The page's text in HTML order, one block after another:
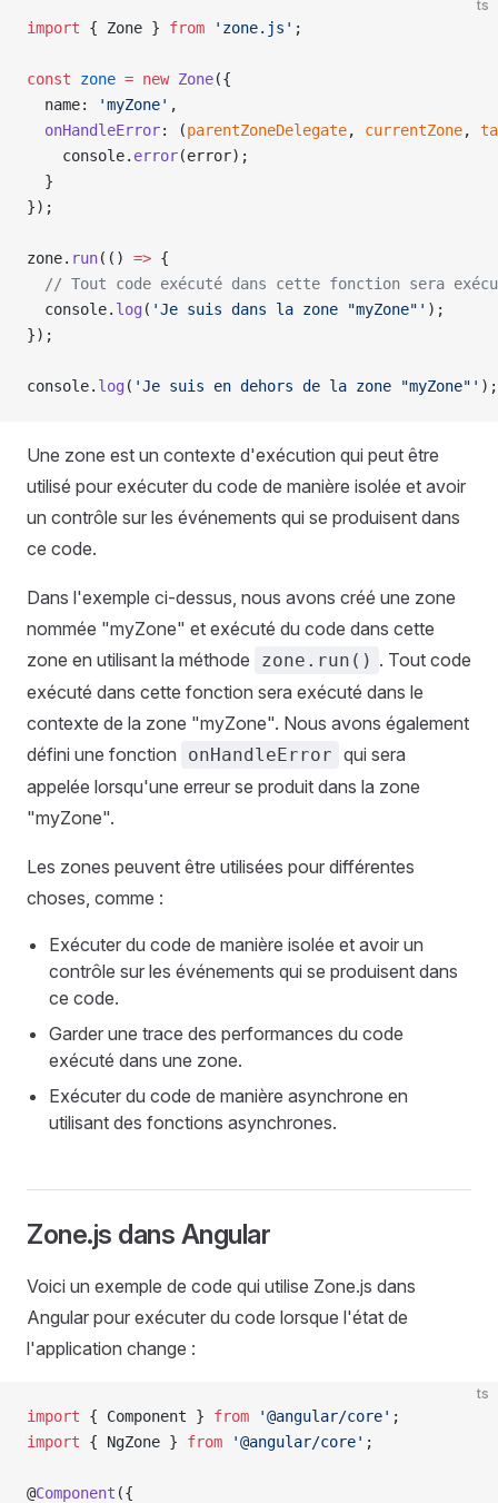
ts
import { Zone } from 'zone.js' ;
const zone = new Zone({
  name:
'myZone' ,
  onHandleError
: (parentZoneDelegate, currentZone,
    console.
error(error);
  }
});
zone. run(() => {
// Tout code exécuté dans cette fonction sera
  console.
log ( 'Je suis dans la zone "myZone"' );
});
console. log ( 'Je suis en dehors de la zone "myZone"' );
Une zone est un contexte d'exécution qui peut être
utilisé pour exécuter du code de manière isolée et avoir
un contrôle sur les événements qui se produisent dans
ce code.
Dans l'exemple ci-dessus, nous avons créé une zone
nommée "myZone" et exécuté du code dans cette
zone en utilisant la méthode
zone.run() . Tout code
exécuté dans cette fonction sera exécuté dans le
contexte de la zone "myZone". Nous avons également
défini une fonction
onHandleError qui sera
appelée lorsqu'une erreur se produit dans la zone
"myZone".
Les zones peuvent être utilisées pour différentes
choses, comme :
Exécuter du code de manière isolée et avoir un
contrôle sur les événements qui se produisent dans
ce code.
Garder une trace des performances du code
exécuté dans une zone.
Exécuter du code de manière asynchrone en
utilisant des fonctions asynchrones.
Zone.js dans Angular
Voici un exemple de code qui utilise Zone.js dans
Angular pour exécuter du code lorsque l'état de
l'application change :
ts
import { Component } from '@angular/core' ;
import { NgZone } from '@angular/core' ;
@Component ({